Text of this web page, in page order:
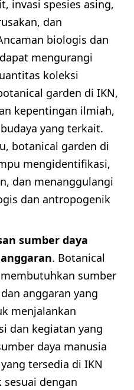
invasi spesies asing,
dan
biologis dan
mengurangi
koleksi
garden di IKN,
kepentingan ilmiah,
yang terkait.
botanical garden di
mengidentifikasi,
dan menanggulangi
dan antropogenik
sumber daya
. Botanical
sumber
anggaran yang
menjalankan
dan kegiatan yang
daya manusia
tersedia di IKN
dengan